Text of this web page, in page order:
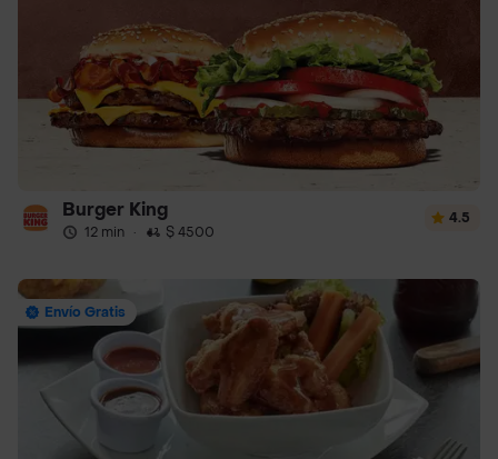
Burger King
12 min · $ 4500
4.5
Envío Gratis